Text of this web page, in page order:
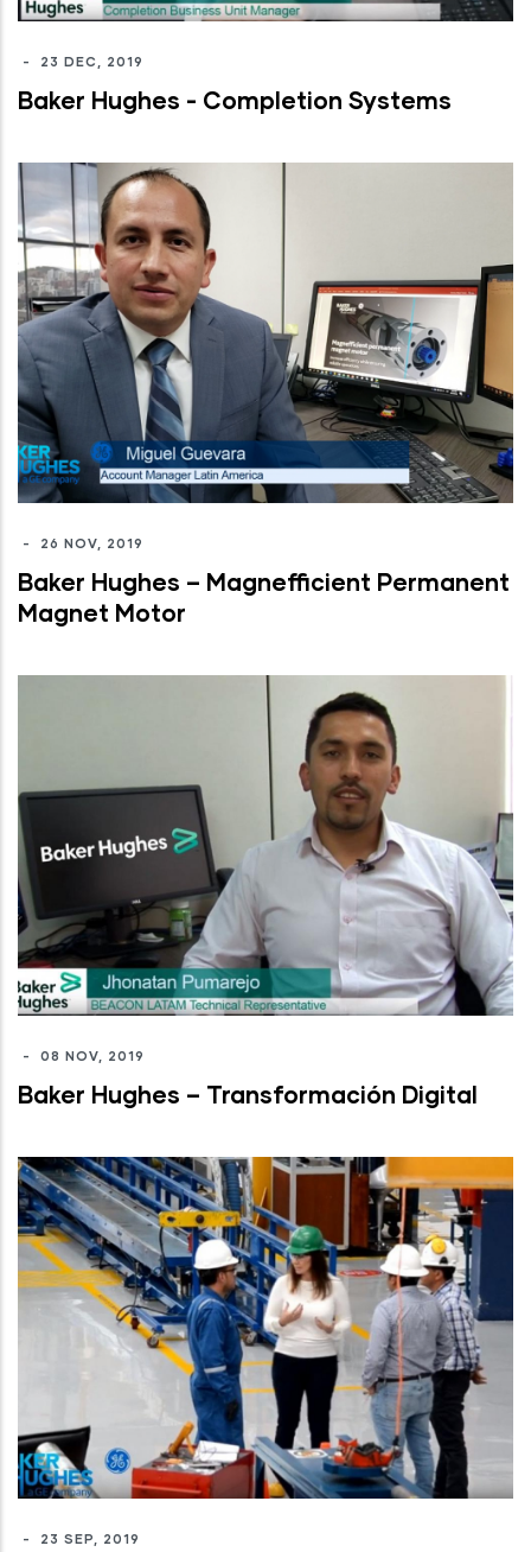
- 23 DEC, 2019
Baker Hughes - Completion Systems
- 26 NOV, 2019
Baker Hughes – Magnefficient Permanent
Magnet Motor
- 08 NOV, 2019
Baker Hughes – Transformación Digital
- 23 SEP, 2019